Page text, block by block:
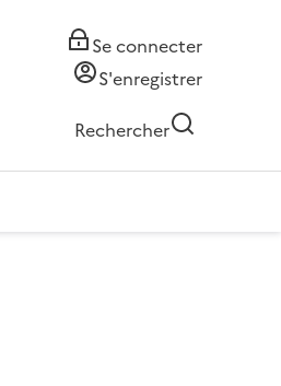
Se connecter
S'enregistrer
Rechercher